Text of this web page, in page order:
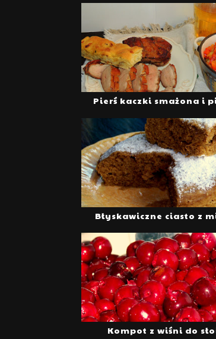
Pierś kaczki smażona i
Błyskawiczne ciasto z
Kompot z wiśni do